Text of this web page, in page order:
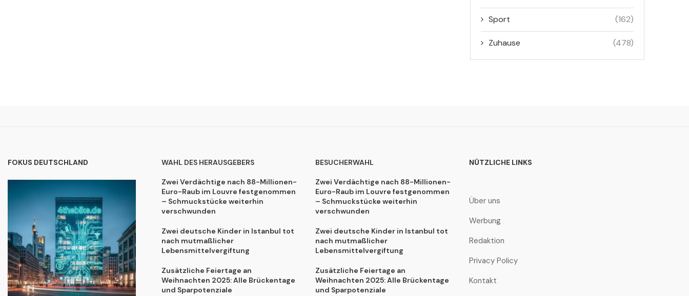
Sport (162)
Zuhause (478)
FOKUS DEUTSCHLAND WAHL DES HERAUSGEBERS
Zwei Verdächtige nach 88-Millionen-
Euro-Raub im Louvre festgenommen
– Schmuckstücke weiterhin
verschwunden
Zwei deutsche Kinder in Istanbul tot
nach mutmaßlicher
Lebensmittelvergiftung
Zusätzliche Feiertage an
Weihnachten 2025: Alle Brückentage
und Sparpotenziale
BESUCHERWAHL
Zwei Verdächtige nach 88-Millionen-
Euro-Raub im Louvre festgenommen
– Schmuckstücke weiterhin
verschwunden
Zwei deutsche Kinder in Istanbul tot
nach mutmaßlicher
Lebensmittelvergiftung
Zusätzliche Feiertage an
Weihnachten 2025: Alle Brückentage
und Sparpotenziale
NÜTZLICHE LINKS
Über uns
Werbung
Redaktion
Privacy Policy
Kontakt